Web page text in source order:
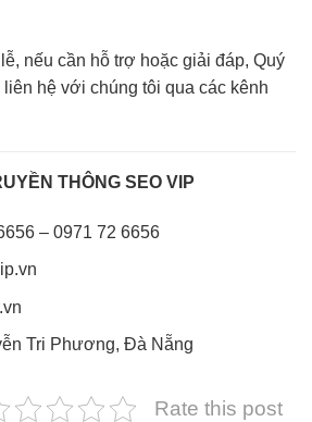
nếu cần hỗ trợ hoặc giải đáp, Quý
hệ với chúng tôi qua các kênh
THÔNG SEO VIP
– 0971 72 6656
Tri Phương, Đà Nẵng
Rate this post